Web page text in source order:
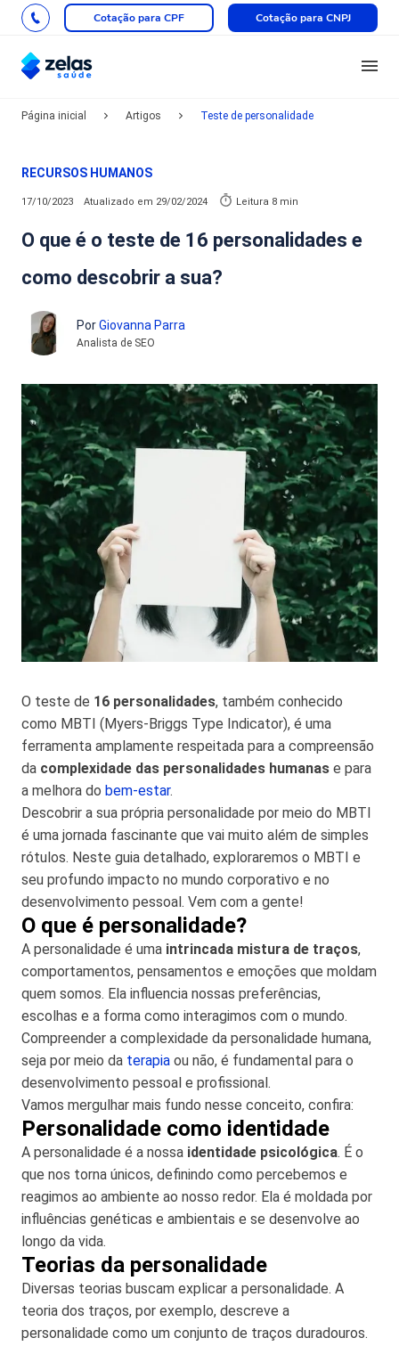
Cotação para CPF Cotação para CNPJ
Página inicial Artigos Teste de personalidade
RECURSOS HUMANOS
17/10/2023 Atualizado em 29/02/2024 Leitura 8 min
O que é o teste de 16 personalidades e
como descobrir a sua?
PorGiovanna Parra
Analista de SEO
O teste de 16 personalidades, também conhecido
como MBTI (Myers-Briggs Type Indicator), é uma
ferramenta amplamente respeitada para a compreensão
da complexidade das personalidades humanas e para
a melhora do bem-estar.
Descobrir a sua própria personalidade por meio do MBTI
é uma jornada fascinante que vai muito além de simples
rótulos. Neste guia detalhado, exploraremos o MBTI e
seu profundo impacto no mundo corporativo e no
desenvolvimento pessoal. Vem com a gente!
O que é personalidade?
A personalidade é uma intrincada mistura de traços,
comportamentos, pensamentos e emoções que moldam
quem somos. Ela influencia nossas preferências,
escolhas e a forma como interagimos com o mundo.
Compreender a complexidade da personalidade humana,
seja por meio da terapia ou não, é fundamental para o
desenvolvimento pessoal e profissional.
Vamos mergulhar mais fundo nesse conceito, confira:
Personalidade como identidade
A personalidade é a nossa identidade psicológica. É o
que nos torna únicos, definindo como percebemos e
reagimos ao ambiente ao nosso redor. Ela é moldada por
influências genéticas e ambientais e se desenvolve ao
longo da vida.
Teorias da personalidade
Diversas teorias buscam explicar a personalidade. A
teoria dos traços, por exemplo, descreve a
personalidade como um conjunto de traços duradouros.